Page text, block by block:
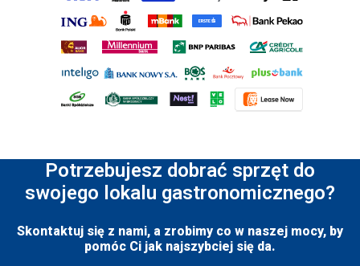
Potrzebujesz dobrać sprzęt do
swojego lokalu gastronomicznego?
Skontaktuj się z nami, a zrobimy co w naszej mocy, by
pomóc Ci jak najszybciej się da.